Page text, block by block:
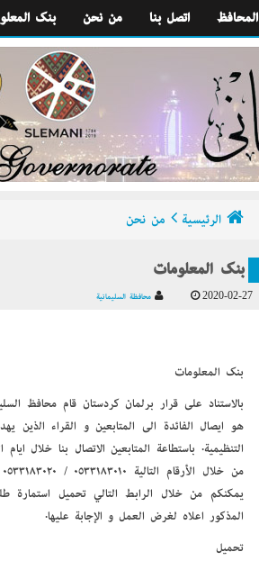
بنك من نحن اتصل بنا المحافظ
الرئيسية من نحن
بنك المعلومات
محافظة السليمانية 2020-02-27
بنك المعلومات
بالاستناد على قرار برلمان كردستان قام محافظ
هو إيصال الفائدة إلى المتابعين و القراء الذين
التنظيمية. باستطاعة المتابعين الاتصال بنا خلال
يمكنكم من خلال الرابط التالي تحميل استمارة
المذكور أعلاه لغرض العمل و الإجابة عليها.
تحميل